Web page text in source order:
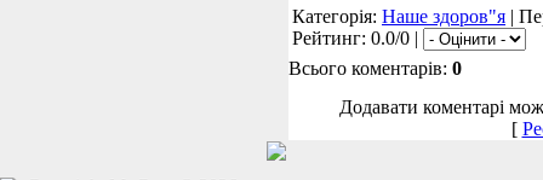
Категорія: Наше здоров"я |
Рейтинг: 0.0/0 |
Всього коментарів: 0
Додавати коментарі
[